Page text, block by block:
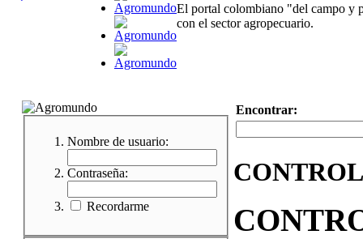
El portal colombiano "del campo y
con el sector agropecuario.
Nombre de usuario:
Contraseña:
Recordarme
Encontrar: